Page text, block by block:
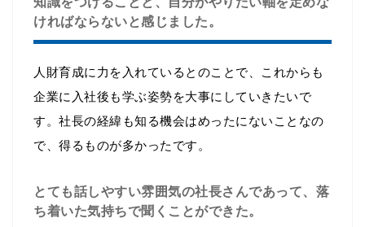
ければならないと感じました。
人財育成に力を入れているとのことで、これからも
企業に入社後も学ぶ姿勢を大事にしていきたいで
す。社長の経緯も知る機会はめったにないことなの
で、得るものが多かったです。
とても話しやすい雰囲気の社長さんであって、落
ち着いた気持ちで聞くことができた。